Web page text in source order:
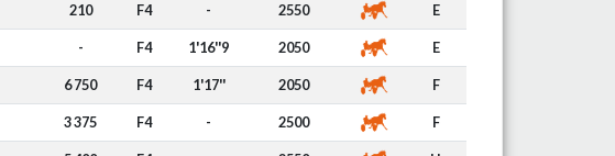
210 F4 - 2550 E
- F4 1'16''9 2050 E
6 750 F4 1'17'' 2050 F
3 375 F4 - 2500 F